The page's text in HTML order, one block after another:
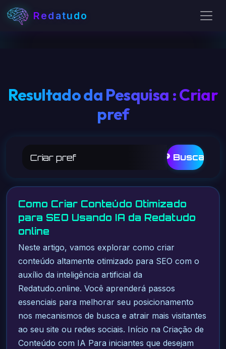
Redatudo
Resultado da Pesquisa : Criar
pref
🔎 Buscar
Como Criar Conteúdo Otimizado
para SEO Usando IA da Redatudo
online
Neste artigo, vamos explorar como criar
conteúdo altamente otimizado para SEO com o
auxílio da inteligência artificial da
Redatudo.online. Você aprenderá passos
essenciais para melhorar seu posicionamento
nos mecanismos de busca e atrair mais visitantes
ao seu site ou redes sociais. Início na Criação de
Conteúdo com IA Para iniciantes que desejam